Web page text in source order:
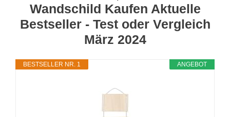
Wandschild Kaufen Aktuelle
Bestseller - Test oder Vergleich
März 2024
ANGEBOT
BESTSELLER NR. 1